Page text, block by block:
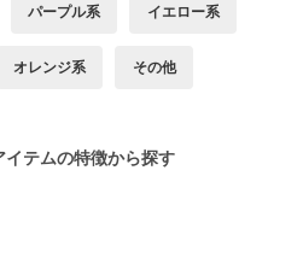
パープル系 イエロー系
オレンジ系 その他
テムの特徴から探す